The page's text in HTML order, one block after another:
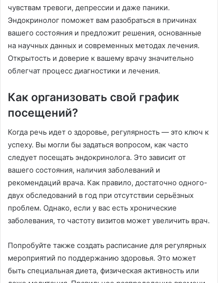
чувствам тревоги, депрессии и даже паники.
Эндокринолог поможет вам разобраться в причинах
вашего состояния и предложит решения, основанные
на научных данных и современных методах лечения.
Открытость и доверие к вашему врачу значительно
облегчат процесс диагностики и лечения.
Как организовать свой график
посещений?
Когда речь идет о здоровье, регулярность — это ключ к
успеху. Вы могли бы задаться вопросом, как часто
следует посещать эндокринолога. Это зависит от
вашего состояния, наличия заболеваний и
рекомендаций врача. Как правило, достаточно одного-
двух обследований в год при отсутствии серьёзных
проблем. Однако, если у вас есть хронические
заболевания, то частоту визитов может увеличить врач.
Попробуйте также создать расписание для регулярных
мероприятий по поддержанию здоровья. Это может
быть специальная диета, физическая активность или